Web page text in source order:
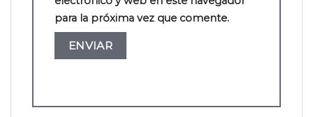
para la próxima vez que comente.